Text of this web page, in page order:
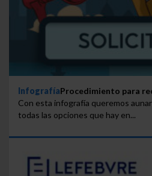
InfografíaProcedimiento para
Con esta infografía queremos
todas las opciones que hay en...